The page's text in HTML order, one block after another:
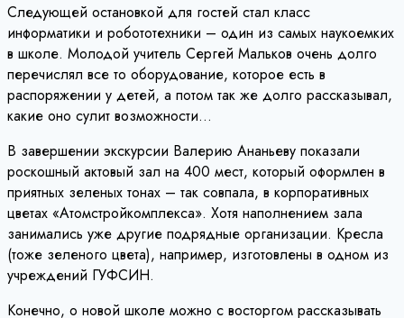
Следующей остановкой для гостей стал класс
информатики и робототехники – один из самых наукоемких
в школе. Молодой учитель Сергей Мальков очень долго
перечислял все то оборудование, которое есть в
распоряжении у детей, а потом так же долго рассказывал,
какие оно сулит возможности…
В завершении экскурсии Валерию Ананьеву показали
роскошный актовый зал на 400 мест, который оформлен в
приятных зеленых тонах – так совпала, в корпоративных
цветах «Атомстройкомплекса». Хотя наполнением зала
занимались уже другие подрядные организации. Кресла
(тоже зеленого цвета), например, изготовлены в одном из
учреждений ГУФСИН.
Конечно, о новой школе можно с восторгом рассказывать